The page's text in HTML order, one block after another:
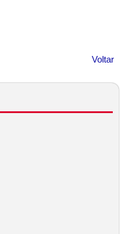
Voltar